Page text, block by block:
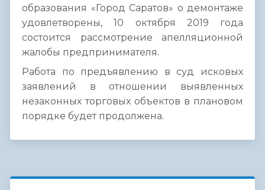
образования «Город Саратов» о демонтаже
удовлетворены, 10 октября 2019 года
состоится рассмотрение апелляционной
жалобы предпринимателя.
Работа по предъявлению в суд исковых
заявлений в отношении выявленных
незаконных торговых объектов в плановом
порядке будет продолжена.